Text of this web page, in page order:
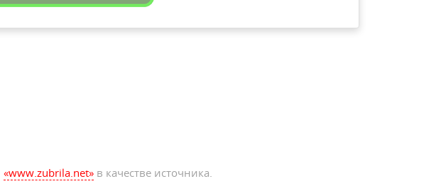
«www.zubrila.net» в качестве источника.